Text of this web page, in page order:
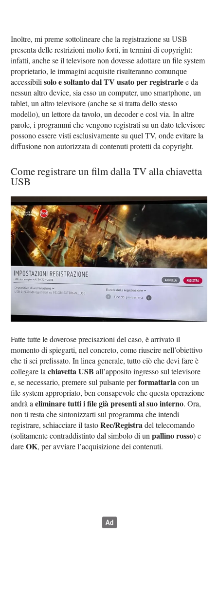
Inoltre, mi preme sottolineare che la registrazione su USB
presenta delle restrizioni molto forti, in termini di copyright:
infatti, anche se il televisore non dovesse adottare un file system
proprietario, le immagini acquisite risulteranno comunque
accessibilisolo e soltanto dal TV usato per registrarlee da
nessun altro device, sia esso un computer, uno smartphone, un
tablet, un altro televisore (anche se si tratta dello stesso
modello), un lettore da tavolo, un decoder e così via. In altre
parole, i programmi che vengono registrati su un dato televisore
possono essere visti esclusivamente su quel TV, onde evitare la
diffusione non autorizzata di contenuti protetti da copyright.
Come registrare un film dalla TV alla chiavetta
USB
Fatte tutte le doverose precisazioni del caso, è arrivato il
momento di spiegarti, nel concreto, come riuscire nell’obiettivo
che ti sei prefissato. In linea generale, tutto ciò che devi fare è
collegare lachiavetta USB all’apposito ingresso sul televisore
e, se necessario, premere sul pulsante performattarla con un
file system appropriato, ben consapevole che questa operazione
andrà aeliminare tutti i file già presenti al suo interno. Ora,
non ti resta che sintonizzarti sul programma che intendi
registrare, schiacciare il tastoRec/Registra del telecomando
(solitamente contraddistinto dal simbolo di unpallino rosso) e
dareOK, per avviare l’acquisizione dei contenuti.